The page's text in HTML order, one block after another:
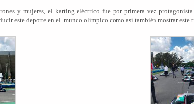
y mujeres, el karting eléctrico fue por primera vez
este deporte en el mundo olímpico como así también mostrar